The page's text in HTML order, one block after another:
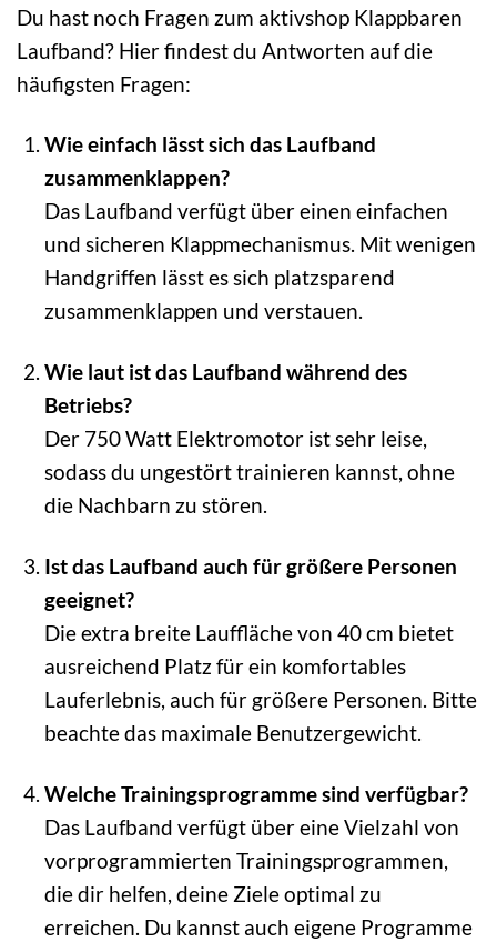
Du hast noch Fragen zum aktivshop Klappbaren
Laufband? Hier findest du Antworten auf die
häufigsten Fragen:
Wie einfach lässt sich das Laufband
zusammenklappen?
Das Laufband verfügt über einen einfachen
und sicheren Klappmechanismus. Mit wenigen
Handgriffen lässt es sich platzsparend
zusammenklappen und verstauen.
Wie laut ist das Laufband während des
Betriebs?
Der 750 Watt Elektromotor ist sehr leise,
sodass du ungestört trainieren kannst, ohne
die Nachbarn zu stören.
Ist das Laufband auch für größere Personen
geeignet?
Die extra breite Lauffläche von 40 cm bietet
ausreichend Platz für ein komfortables
Lauferlebnis, auch für größere Personen. Bitte
beachte das maximale Benutzergewicht.
Welche Trainingsprogramme sind verfügbar?
Das Laufband verfügt über eine Vielzahl von
vorprogrammierten Trainingsprogrammen,
die dir helfen, deine Ziele optimal zu
erreichen. Du kannst auch eigene Programme